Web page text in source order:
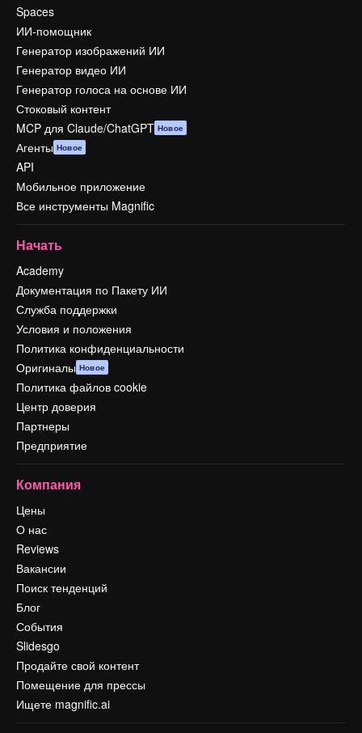
Spaces
ИИ-помощник
Генератор изображений ИИ
Генератор видео ИИ
Генератор голоса на основе ИИ
Стоковый контент
MCP для Claude/ChatGPT Новое
Агенты Новое
API
Мобильное приложение
Все инструменты Magnific
Начать
Academy
Документация по Пакету ИИ
Служба поддержки
Условия и положения
Политика конфиденциальности
Оригиналы Новое
Политика файлов cookie
Центр доверия
Партнеры
Предприятие
Компания
Цены
О нас
Reviews
Вакансии
Поиск тенденций
Блог
События
Slidesgo
Продайте свой контент
Помещение для прессы
Ищете magnific.ai